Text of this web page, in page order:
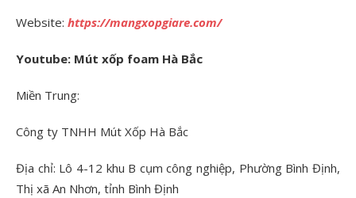
Website: https://mangxopgiare.com/
Youtube: Mút xốp foam Hà Bắc
Miền Trung:
Công ty TNHH Mút Xốp Hà Bắc
Địa chỉ: Lô 4-12 khu B cụm công nghiệp, Phường Bình Định,
Thị xã An Nhơn, tỉnh Bình Định